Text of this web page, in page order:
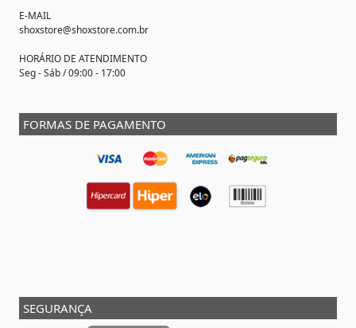
E-MAIL
shoxstore@shoxstore.com.br
HORÁRIO DE ATENDIMENTO
Seg - Sáb / 09:00 - 17:00
FORMAS DE PAGAMENTO
SEGURANÇA